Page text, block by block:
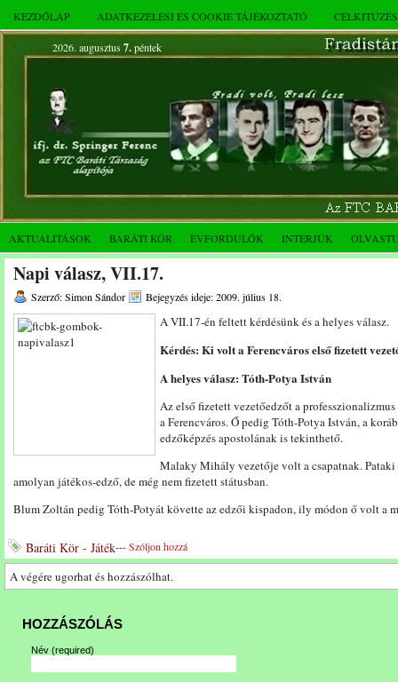
KEZDŐLAP ADATKEZELÉSI ÉS COOKIE TÁJÉKOZTATÓ
2026. augusztus 7.péntek
AKTUALITÁSOK BARÁTI KÖR ÉVFORDULÓK INTERJÚK
Napi válasz, VII.17.
Szerző: Simon Sándor Bejegyzés ideje: 2009. július 18.
A VII.17-én feltett kérdésünk és a helyes válasz.
Kérdés: Ki volt a Ferencváros első fizetett
A helyes válasz: Tóth-Potya István
Az első fizetett vezetőedzőt a
a Ferencváros. Ő pedig Tóth-Potya István, a
edzőképzés apostolának is tekinthető.
Malaky Mihály vezetője volt a csapatnak.
amolyan játékos-edző, de még nem fizetett státusban.
Blum Zoltán pedig Tóth-Potyát követte az edzői kispadon, ily módon ő volt a
Baráti Kör - Játék---Szóljon hozzá
A végére ugorhat és hozzászólhat.
HOZZÁSZÓLÁS
Név (required)